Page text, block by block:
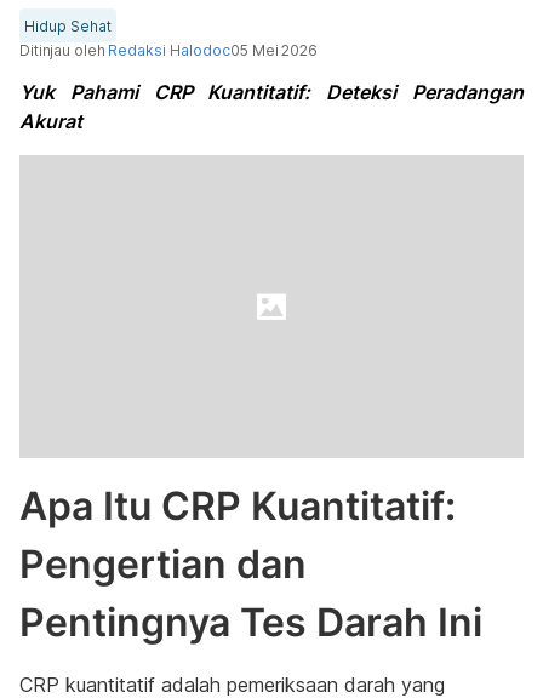
Hidup Sehat
Ditinjau oleh Redaksi Halodoc05 Mei 2026
Yuk Pahami CRP Kuantitatif: Deteksi Peradangan
Akurat
Apa Itu CRP Kuantitatif:
Pengertian dan
Pentingnya Tes Darah Ini
CRP kuantitatif adalah pemeriksaan darah yang